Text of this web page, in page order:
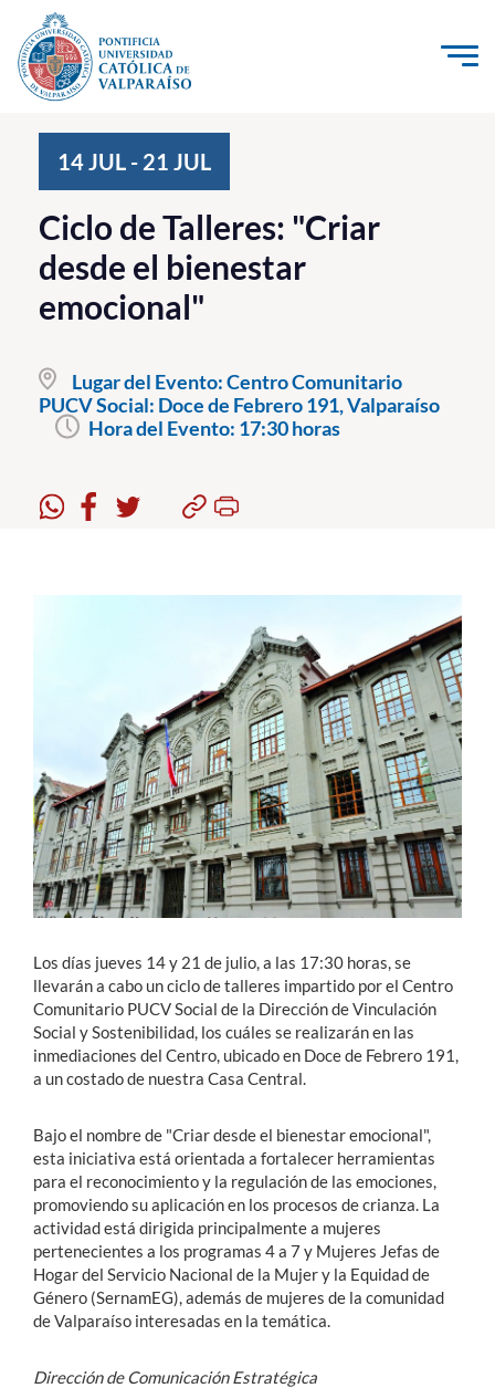
Click acá para ir directamente al contenido
Investigación, Creación e Innovación
PUCV Internacional
Vinculación con el Medio
Pregrado
Postgrado
Académicos
English
14JUL - 21 JUL
Ciclo de Talleres: "Criar
desde el bienestar
emocional"
Lugar del Evento:Centro Comunitario
PUCV Social: Doce de Febrero 191, Valparaíso
Hora del Evento: 17:30 horas
Los días jueves 14 y 21 de julio, a las 17:30 horas, se
llevarán a cabo un ciclo de talleres impartido por el Centro
Comunitario PUCV Social de la Dirección de Vinculación
Social y Sostenibilidad, los cuáles se realizarán en las
inmediaciones del Centro, ubicado en Doce de Febrero 191,
a un costado de nuestra Casa Central.
Bajo el nombre de "Criar desde el bienestar emocional",
esta iniciativa está orientada a fortalecer herramientas
para el reconocimiento y la regulación de las emociones,
promoviendo su aplicación en los procesos de crianza. La
actividad está dirigida principalmente a mujeres
pertenecientes a los programas 4 a 7 y Mujeres Jefas de
Hogar del Servicio Nacional de la Mujer y la Equidad de
Género (SernamEG), además de mujeres de la comunidad
de Valparaíso interesadas en la temática.
Dirección de Comunicación Estratégica